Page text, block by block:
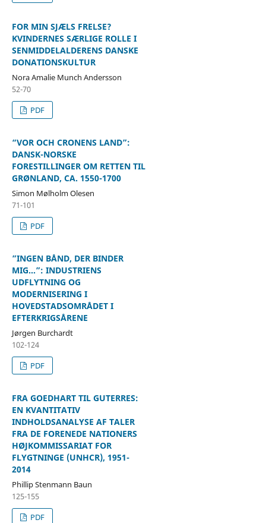
FOR MIN SJÆLS FRELSE?
KVINDERNES SÆRLIGE ROLLE I
SENMIDDELALDERENS DANSKE
DONATIONSKULTUR
Nora Amalie Munch Andersson
52-70
PDF
“VOR OCH CRONENS LAND”:
DANSK-NORSKE
FORESTILLINGER OM RETTEN TIL
GRØNLAND, CA. 1550-1700
Simon Mølholm Olesen
71-101
PDF
”INGEN BÅND, DER BINDER
MIG…”: INDUSTRIENS
UDFLYTNING OG
MODERNISERING I
HOVEDSTADSOMRÅDET I
EFTERKRIGSÅRENE
Jørgen Burchardt
102-124
PDF
FRA GOEDHART TIL GUTERRES:
EN KVANTITATIV
INDHOLDSANALYSE AF TALER
FRA DE FORENEDE NATIONERS
HØJKOMMISSARIAT FOR
FLYGTNINGE (UNHCR), 1951-
2014
Phillip Stenmann Baun
125-155
PDF